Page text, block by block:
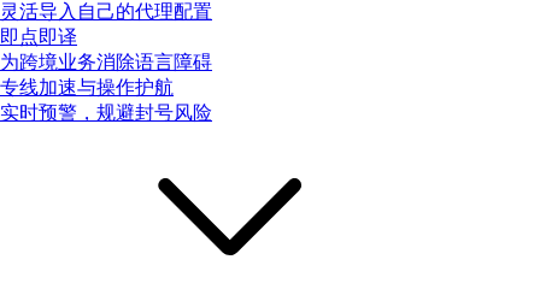
灵活导入自己的代理配置
即点即译
为跨境业务消除语言障碍
专线加速与操作护航
实时预警，规避封号风险